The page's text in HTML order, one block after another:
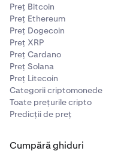
Preț Bitcoin
Preț Ethereum
Preț Dogecoin
Preț XRP
Preț Cardano
Preț Solana
Preț Litecoin
Categorii criptomonede
Toate prețurile cripto
Predicții de preț
Cumpără ghiduri